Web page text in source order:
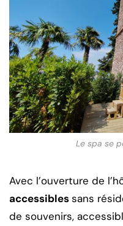
Le spa se
Avec l’ouverture de
accessiblessans
de souvenirs,